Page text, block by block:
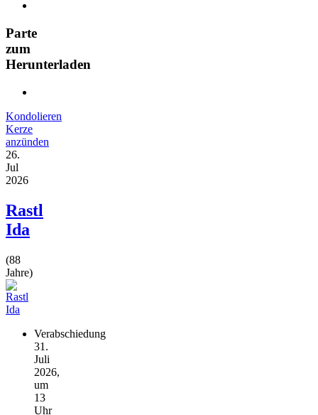
Parte
zum
Herunterladen
Kondolieren
Kerze
anzünden
26.
Jul
2026
Rastl
Ida
(88
Jahre)
Verabschiedung
31.
Juli
2026,
um
13
Uhr